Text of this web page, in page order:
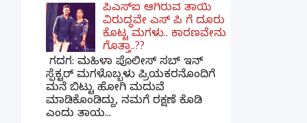
ಪಿಎಸ್​ಐ ಆಗಿರುವ ತಾಯಿ
ವಿರುದ್ಧವೇ ಎಸ್ ಪಿ ಗೆ ದೂರು
ಕೊಟ್ಟ ಮಗಳು.. ಕಾರಣವೇನು
ಗೊತ್ತಾ..??
ಗದಗ​: ಮಹಿಳಾ ಪೊಲೀಸ್​ ಸಬ್ ​ಇನ್​
ಸ್ಪೆಕ್ಟರ್​ ಮಗಳೊಬ್ಬಳು ಪ್ರಿಯಕರನೊಂದಿಗೆ
ಮನೆ ಬಿಟ್ಟು ಹೋಗಿ ಮದುವೆ
ಮಾಡಿಕೊಂಡಿದ್ದು, ನಮಗೆ ರಕ್ಷಣೆ ಕೊಡಿ
ಎಂದು ತಾಯ...